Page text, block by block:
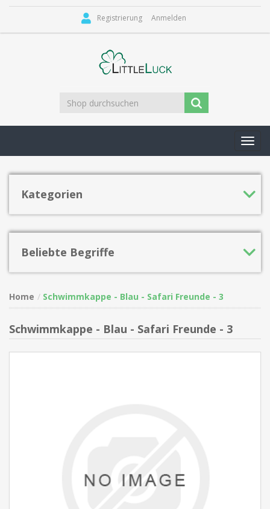
Registrierung Anmelden
Kategorien
Beliebte Begriffe
Home Schwimmkappe - Blau - Safari Freunde - 3
Schwimmkappe - Blau - Safari Freunde - 3